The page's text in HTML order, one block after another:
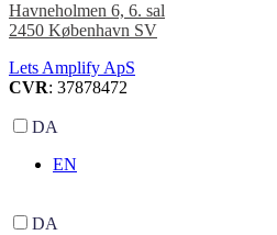
Havneholmen 6, 6. sal
2450 København SV
Lets Amplify ApS
CVR: 37878472
DA
EN
DA